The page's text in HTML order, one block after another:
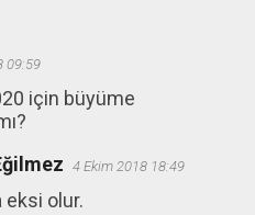
09:59
için büyüme
4 Ekim 2018 18:49
eksi olur.